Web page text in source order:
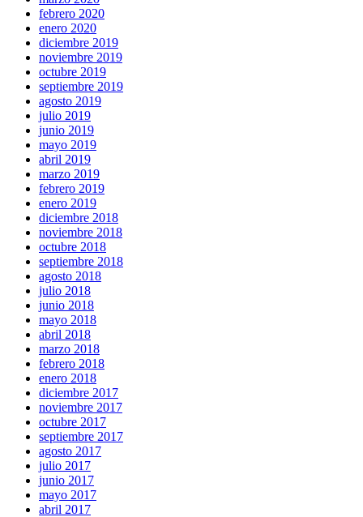
febrero 2020
enero 2020
diciembre 2019
noviembre 2019
octubre 2019
septiembre 2019
agosto 2019
julio 2019
junio 2019
mayo 2019
abril 2019
marzo 2019
febrero 2019
enero 2019
diciembre 2018
noviembre 2018
octubre 2018
septiembre 2018
agosto 2018
julio 2018
junio 2018
mayo 2018
abril 2018
marzo 2018
febrero 2018
enero 2018
diciembre 2017
noviembre 2017
octubre 2017
septiembre 2017
agosto 2017
julio 2017
junio 2017
mayo 2017
abril 2017